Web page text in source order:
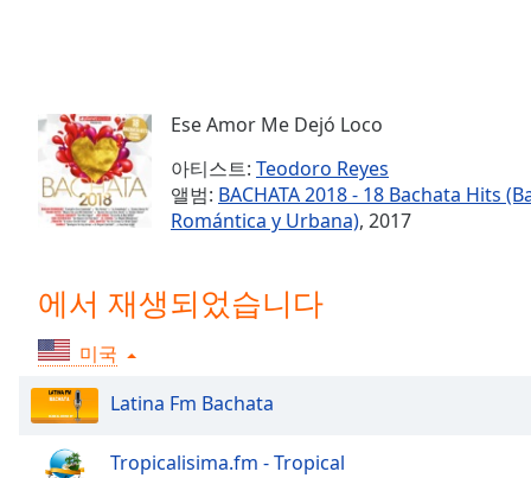
Playback
Rate
Chapters
Descriptions
descriptions
off,
selected
Ese Amor Me Dejó Loco
아티스트: Teodoro Reyes
앨범: BACHATA 2018 - 18 Bachata Hits
Romántica y Urbana), 2017
에서 재생되었습니다
미국
Latina Fm Bachata
Tropicalisima.fm - Tropical